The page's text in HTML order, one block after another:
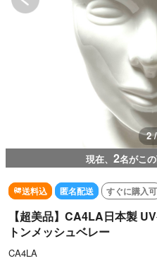
3
現在、 2名がこ
送料込 匿名配送 すぐに購入可
【超美品】CA4LA日本製
トンメッシュベレー
CA4LA